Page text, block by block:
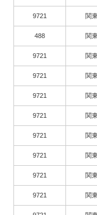
9721 関東
488 関東
9721 関東
9721 関東
9721 関東
9721 関東
9721 関東
9721 関東
9721 関東
9721 関東